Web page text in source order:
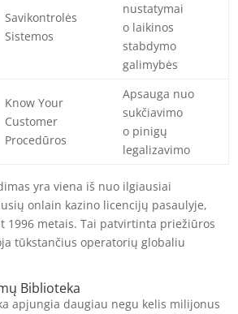
Savikontrolės
Sistemos
nustatymai
o laikinos
stabdymo
galimybės
Know Your
Customer
Procedūros
Apsauga nuo
sukčiavimo
o pinigų
legalizavimo
yra viena iš nuo ilgiausiai
onlain kazino licencijų pasaulyje,
1996 metais. Tai patvirtinta priežiūros
tūkstančius operatorių globaliu
Biblioteka
apjungia daugiau negu kelis milijonus